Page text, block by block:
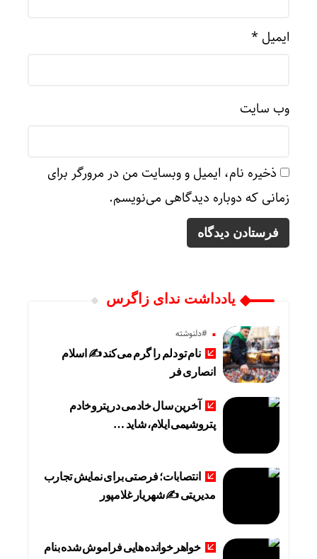
ایمیل *
وب‌ سایت
ذخیره نام، ایمیل و وبسایت من در مرورگر برای
زمانی که دوباره دیدگاهی می‌نویسم.
یادداشت ندای زاگرس
#دلنوشته
نام تو دلم را گرم می‌کند ✍️ اسلام
انصاری فر
آخرین سال خادمی در پتروخادم
پتروشیمی ایلام، شاید …
انتصابات؛ فرصتی برای نمایش تجارب
مدیریتی ✍ شهریار غلامپور
خواهر خوانده هایی فراموش شده بنام